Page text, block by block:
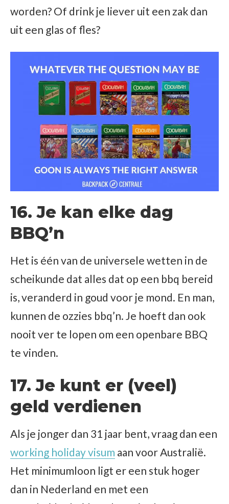
worden? Of drink je liever uit een zak dan
uit een glas of fles?
16. Je kan elke dag
BBQ’n
Het is één van de universele wetten in de
scheikunde dat alles dat op een bbq bereid
is, veranderd in goud voor je mond. En man,
kunnen de ozzies bbq’n. Je hoeft dan ook
nooit ver te lopen om een openbare BBQ
te vinden.
17. Je kunt er (veel)
geld verdienen
Als je jonger dan 31 jaar bent, vraag dan een
working holiday visum aan voor Australië.
Het minimumloon ligt er een stuk hoger
dan in Nederland en met een